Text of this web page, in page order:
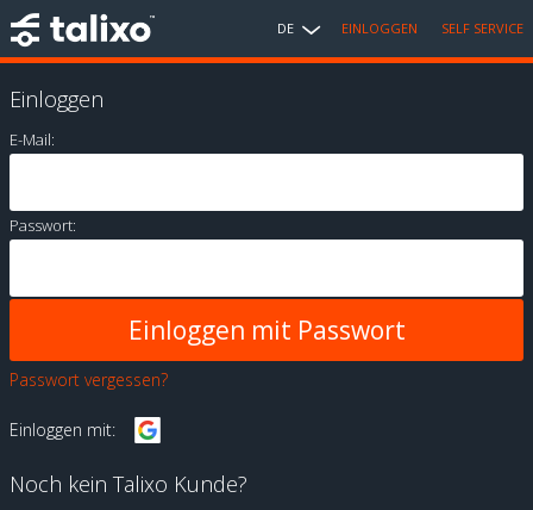
DE EINLOGGEN SELF SERVICE
Einloggen
E-Mail:
Passwort:
Passwort vergessen?
Einloggen mit:
Noch kein Talixo Kunde?